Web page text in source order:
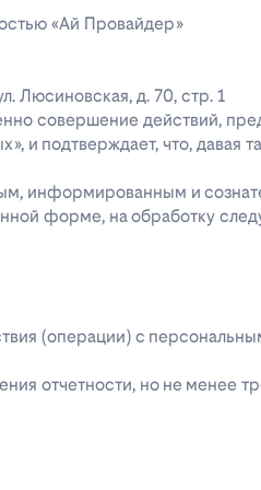
«Ай Провайдер»
Люсиновская, д. 70, стр. 1
совершение действий,
и подтверждает, что, давая
информированным и
форме, на обработку
(операции) с
отчетности, но не менее